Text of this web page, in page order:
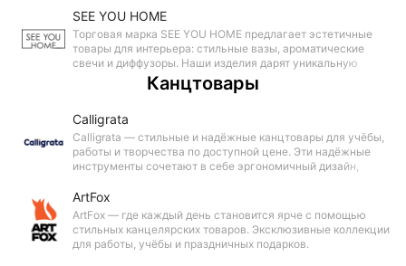
спокойствия.
SEE YOU HOME
Торговая марка SEE YOU HOME предлагает эстетичные
товары для интерьера: стильные вазы, ароматические
свечи и диффузоры. Наши изделия дарят уникальную
атмосферу в доме, наполняя пространство приятным
ароматом. Идеальный выбор для стильного интерьера.
Канцтовары
Calligrata
Calligrata — стильные и надёжные канцтовары для учёбы,
работы и творчества по доступной цене. Эти надёжные
инструменты сочетают в себе эргономичный дизайн,
пользователя.
ArtFox
ArtFox — где каждый день становится ярче с помощью
стильных канцелярских товаров. Эксклюзивные коллекции
для работы, учёбы и праздничных подарков.